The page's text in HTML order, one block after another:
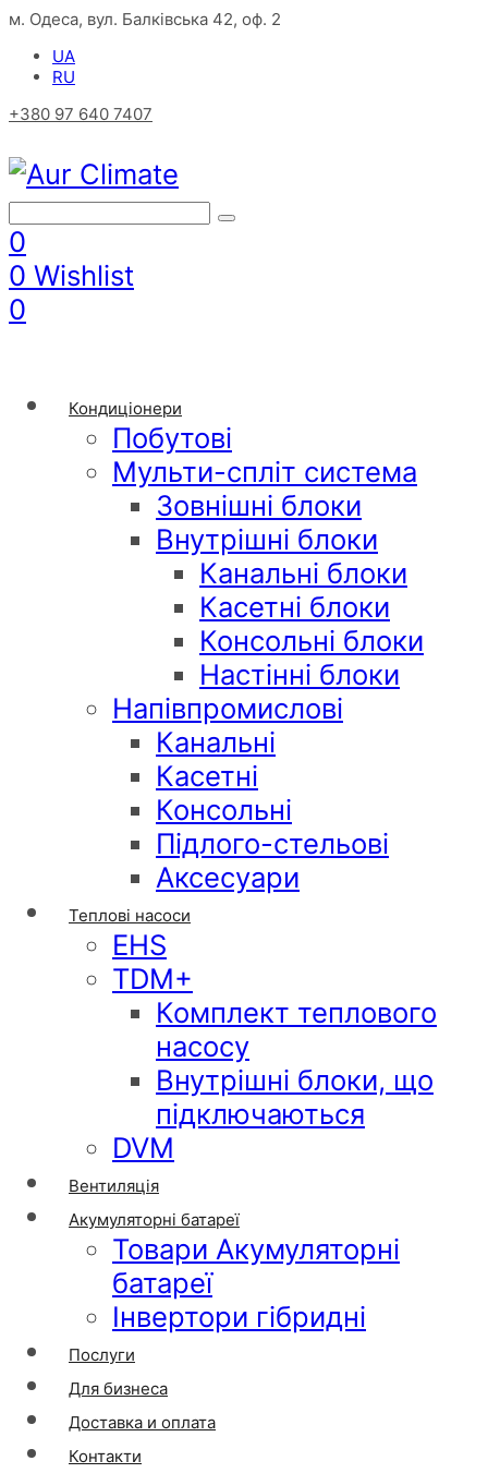
м. Одеса, вул. Балківська 42, оф. 2
UA
RU
+380 97 640 7407
0
0 Wishlist
0
Кондиціонери
Побутові
Мульти-спліт система
Зовнішні блоки
Внутрішні блоки
Канальні блоки
Касетні блоки
Консольні блоки
Настінні блоки
Напівпромислові
Канальні
Касетні
Консольні
Підлого-стельові
Аксесуари
Теплові насоси
EHS
TDM+
Комплект теплового
насосу
Внутрішні блоки, що
підключаються
DVM
Вентиляція
Акумуляторні батареї
Товари Акумуляторні
батареї
Інвертори гібридні
Послуги
Для бизнеса
Доставка и оплата
Контакти